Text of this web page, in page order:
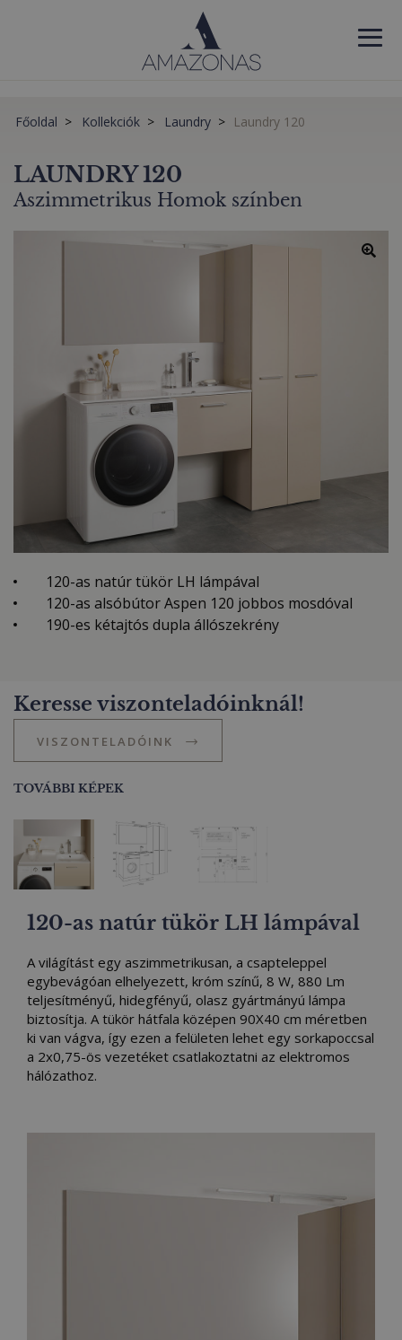
Főoldal Kollekciók Laundry Laundry 120
LAUNDRY 120
Aszimmetrikus Homok színben
120-as natúr tükör LH lámpával
120-as alsóbútor Aspen 120 jobbos mosdóval
190-es kétajtós dupla állószekrény
Keresse viszonteladóinknál!
VISZONTELADÓINK
TOVÁBBI KÉPEK
120-as natúr tükör LH lámpával
A világítást egy aszimmetrikusan, a csapteleppel
egybevágóan elhelyezett, króm színű, 8 W, 880 Lm
teljesítményű, hidegfényű, olasz gyártmányú lámpa
biztosítja. A tükör hátfala középen 90X40 cm méretben
ki van vágva, így ezen a felületen lehet egy sorkapoccsal
a 2x0,75-ös vezetéket csatlakoztatni az elektromos
hálózathoz.